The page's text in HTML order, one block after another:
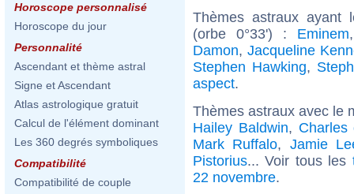
Horoscope personnalisé
Horoscope du jour
Personnalité
Ascendant et thème astral
Signe et Ascendant
Atlas astrologique gratuit
Calcul de l'élément dominant
Les 360 degrés symboliques
Compatibilité
Compatibilité de couple
Thèmes astraux ayant
(orbe 0°33') : Eminem
Damon, Jacqueline
Stephen Hawking,
aspect.
Thèmes astraux avec le
Hailey Baldwin, Charles
Mark Ruffalo, Jamie
Pistorius... Voir tous les
22 novembre.